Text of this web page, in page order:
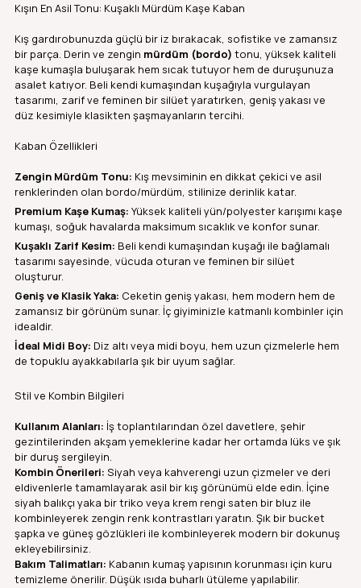
Kışın En Asil Tonu: Kuşaklı Mürdüm Kaşe Kaban
Kış gardırobunuzda güçlü bir iz bırakacak, sofistike ve zamansız
bir parça. Derin ve zengin mürdüm (bordo) tonu, yüksek kaliteli
kaşe kumaşla buluşarak hem sıcak tutuyor hem de duruşunuza
asalet katıyor. Beli kendi kumaşından kuşağıyla vurgulayan
tasarımı, zarif ve feminen bir silüet yaratırken, geniş yakası ve
düz kesimiyle klasikten şaşmayanların tercihi.
Kaban Özellikleri
Zengin Mürdüm Tonu: Kış mevsiminin en dikkat çekici ve asil
renklerinden olan bordo/mürdüm, stilinize derinlik katar.
Premium Kaşe Kumaş: Yüksek kaliteli yün/polyester karışımı kaşe
kumaşı, soğuk havalarda maksimum sıcaklık ve konfor sunar.
Kuşaklı Zarif Kesim: Beli kendi kumaşından kuşağı ile bağlamalı
tasarımı sayesinde, vücuda oturan ve feminen bir silüet
oluşturur.
Geniş ve Klasik Yaka: Ceketin geniş yakası, hem modern hem de
zamansız bir görünüm sunar. İç giyiminizle katmanlı kombinler için
idealdir.
İdeal Midi Boy: Diz altı veya midi boyu, hem uzun çizmelerle hem
de topuklu ayakkabılarla şık bir uyum sağlar.
Stil ve Kombin Bilgileri
Kullanım Alanları: İş toplantılarından özel davetlere, şehir
gezintilerinden akşam yemeklerine kadar her ortamda lüks ve şık
bir duruş sergileyin.
Kombin Önerileri: Siyah veya kahverengi uzun çizmeler ve deri
eldivenlerle tamamlayarak asil bir kış görünümü elde edin. İçine
siyah balıkçı yaka bir triko veya krem rengi saten bir bluz ile
kombinleyerek zengin renk kontrastları yaratın. Şık bir bucket
şapka ve güneş gözlükleri ile kombinleyerek modern bir dokunuş
ekleyebilirsiniz.
Bakım Talimatları: Kabanın kumaş yapısının korunması için kuru
temizleme önerilir. Düşük ısıda buharlı ütüleme yapılabilir.